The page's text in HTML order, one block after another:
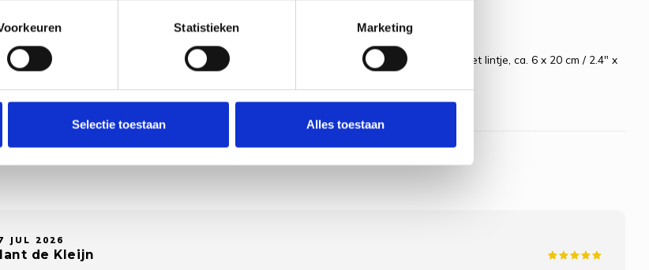
Statistieken Marketing
Selectie toestaan Alles toestaan
Aida 5,4 steken/cm, Garenkaartje, Werkwijze in 8 talen, Vergroot telpatroon, Naald, Foto, Met lintje, ca. 6 x 20 cm / 2.4" x
13, Moeilijkheidsgraad: Gemakkelijk,
JUL 2026
de Kleijn